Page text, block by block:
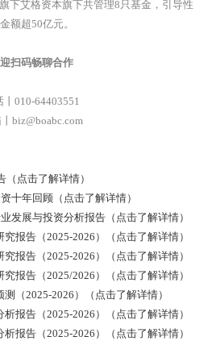
下艾格资本旗下共管理8只基金，引导性
额超50亿元。
扫码畅聊合作
丨010-64403551
biz@boabc.com
点击了解详情）
十年回顾（点击了解详情）
发展与投资分析报告（点击了解详情）
报告（2025-2026）（点击了解详情）
报告（2025-2026）（点击了解详情）
报告（2025/2026）（点击了解详情）
（2025-2026）（点击了解详情）
报告（2025-2026）（点击了解详情）
报告（2025-2026）（点击了解详情）